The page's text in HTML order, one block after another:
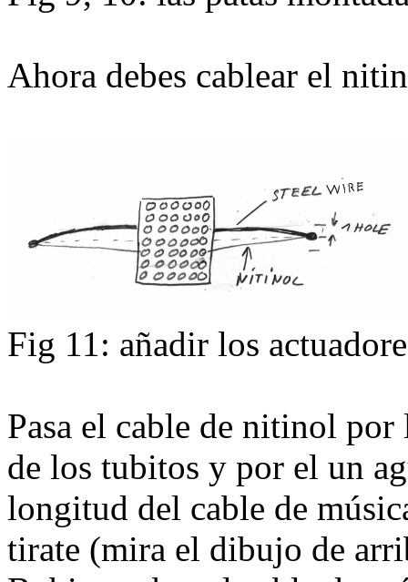
Ahora debes cablear el
Fig 11: añadir los
Pasa el cable de nitinol por
de los tubitos y por el un
longitud del cable de
tirate (mira el dibujo de